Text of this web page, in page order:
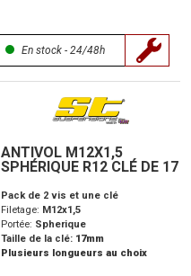
En stock - 24/48h
ANTIVOL M12X1,5
SPHÉRIQUE R12 CLÉ DE 17
Pack de 2 vis et une clé
Filetage: M12x1,5
Portée: Spherique
Taille de la clé: 17mm
Plusieurs longueurs au choix